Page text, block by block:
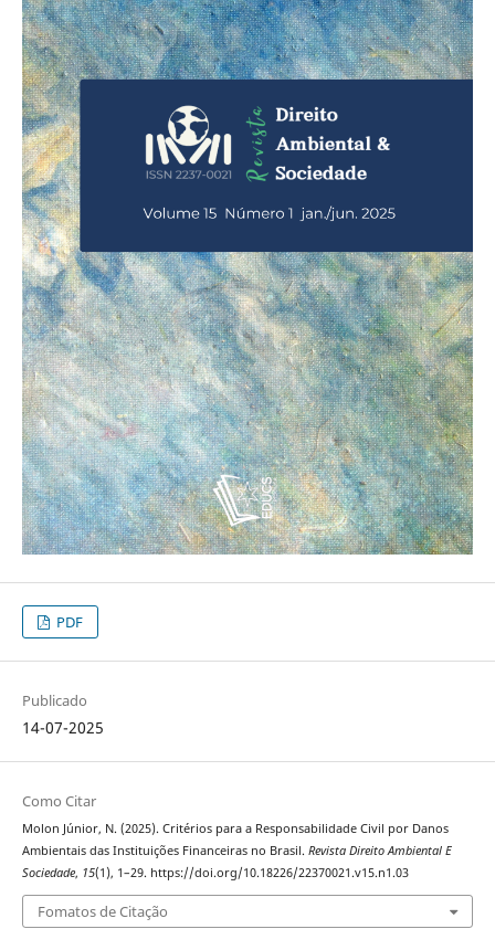
PDF
Publicado
14-07-2025
Como Citar
Molon Júnior, N. (2025). Critérios para a Responsabilidade Civil por Danos
Ambientais das Instituições Financeiras no Brasil. Revista Direito Ambiental E
Sociedade, 15(1), 1–29. https://doi.org/10.18226/22370021.v15.n1.03
Fomatos de Citação